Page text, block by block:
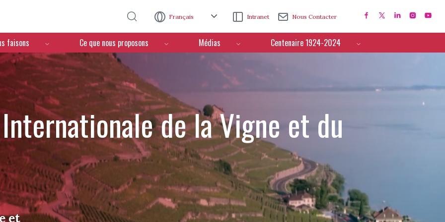
Français Intranet Nous Contacter
faisons Ce que nous proposons Médias Centenaire 1924-2024
de la Vigne et du
et